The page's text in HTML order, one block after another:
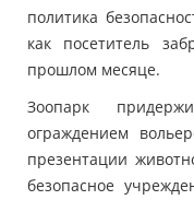
политика
как посетитель
прошлом месяце.
Зоопарк
ограждением
презентации
безопасное